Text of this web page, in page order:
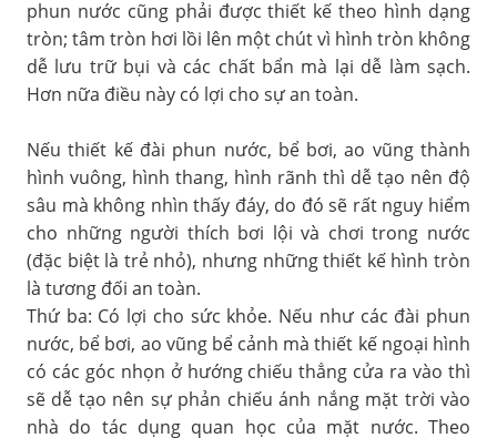
phun nước cũng phải được thiết kế theo hình dạng
tròn; tâm tròn hơi lồi lên một chút vì hình tròn không
dễ lưu trữ bụi và các chất bẩn mà lại dễ làm sạch.
Hơn nữa điều này có lợi cho sự an toàn.
Nếu thiết kế đài phun nước, bể bơi, ao vũng thành
hình vuông, hình thang, hình rãnh thì dễ tạo nên độ
sâu mà không nhìn thấy đáy, do đó sẽ rất nguy hiểm
cho những người thích bơi lội và chơi trong nước
(đặc biệt là trẻ nhỏ), nhưng những thiết kế hình tròn
là tương đối an toàn.
Thứ ba: Có lợi cho sức khỏe. Nếu như các đài phun
nước, bể bơi, ao vũng bể cảnh mà thiết kế ngoại hình
có các góc nhọn ở hướng chiếu thẳng cửa ra vào thì
sẽ dễ tạo nên sự phản chiếu ánh nắng mặt trời vào
nhà do tác dụng quan học của mặt nước. Theo